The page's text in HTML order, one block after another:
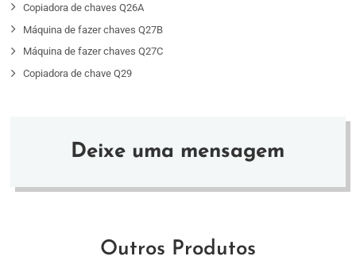
Copiadora de chaves Q26A
Máquina de fazer chaves Q27B
Máquina de fazer chaves Q27C
Copiadora de chave Q29
Deixe uma mensagem
Outros Produtos